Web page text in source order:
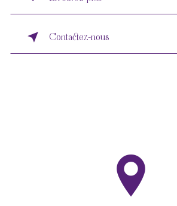
Contactez-nous